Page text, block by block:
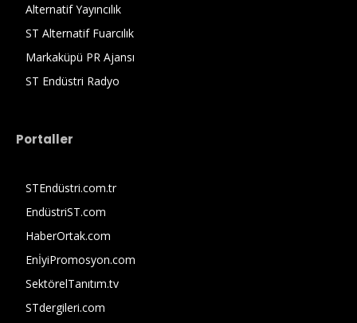
Alternatif Yayıncılık
ST Alternatif Fuarcılık
Markaküpü PR Ajansı
ST Endüstri Radyo
Portaller
STEndüstri.com.tr
EndüstriST.com
HaberOrtak.com
EnİyiPromosyon.com
SektörelTanıtım.tv
STdergileri.com